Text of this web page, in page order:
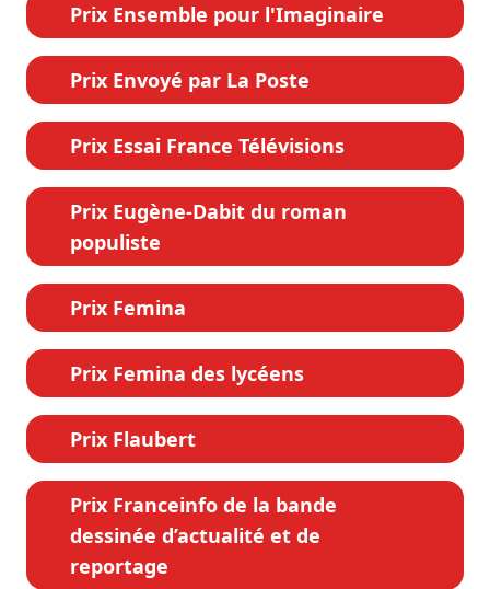
Prix Ensemble pour l'Imaginaire
Prix Envoyé par La Poste
Prix Essai France Télévisions
Prix Eugène-Dabit du roman
populiste
Prix Femina
Prix Femina des lycéens
Prix Flaubert
Prix Franceinfo de la bande
dessinée d’actualité et de
reportage